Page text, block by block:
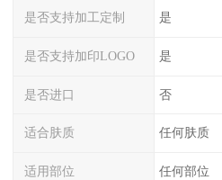
是否支持加工定制 是
是否支持加印LOGO 是
是否进口 否
适合肤质 任何肤质
适用部位 任何部位